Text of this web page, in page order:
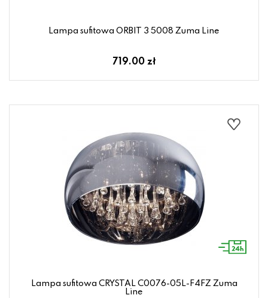
Lampa sufitowa ORBIT 3 5008 Zuma Line
719.00 zł
Lampa sufitowa CRYSTAL C0076-05L-F4FZ Zuma
Line